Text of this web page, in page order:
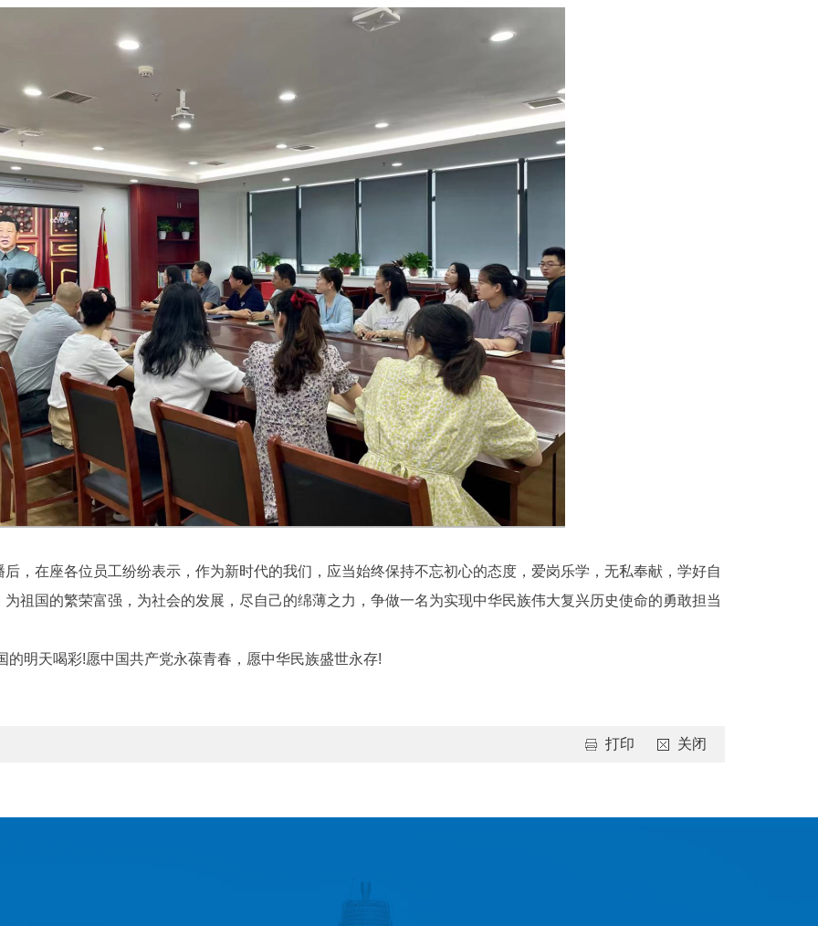
，在座各位员工纷纷表示，作为新时代的我们，应当始终保持不忘初心的态度，爱岗乐学，无私奉献，学好自
祖国的繁荣富强，为社会的发展，尽自己的绵薄之力，争做一名为实现中华民族伟大复兴历史使命的勇敢担当
的明天喝彩!愿中国共产党永葆青春，愿中华民族盛世永存!
关闭
打印